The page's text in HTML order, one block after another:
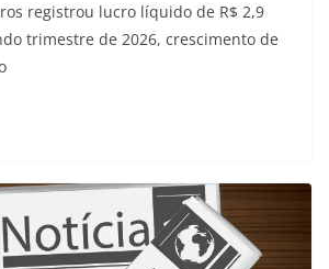
registrou lucro líquido de R$ 2,9
trimestre de 2026, crescimento de